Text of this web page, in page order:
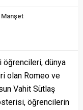
Manşet
öğrencileri, dünya
olan Romeo ve
Vahit Sütlaş
öğrencilerin